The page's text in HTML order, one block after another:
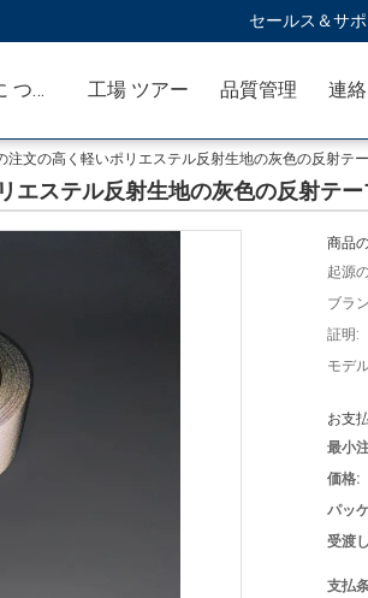
セールス＆サ
わたしたち に つい て 工場 ツアー 品質管理 連
注文の高く軽いポリエステル反射生地の灰色の反射テ
エステル反射生地の灰色の反射テー
商品
起源
ブラ
証明:
モデ
お支
最小
価格:
パッ
受渡
支払